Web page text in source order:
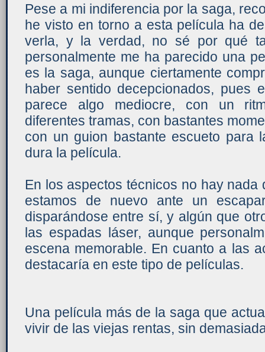
Pese a mi indiferencia por la saga,
he visto en torno a esta película ha
verla, y la verdad, no sé por qué
personalmente me ha parecido una
es la saga, aunque ciertamente
haber sentido decepcionados, pues
parece algo mediocre, con un
diferentes tramas, con bastantes
con un guion bastante escueto para
dura la película.
En los aspectos técnicos no hay
estamos de nuevo ante un
disparándose entre sí, y algún que
las espadas láser, aunque
escena memorable. En cuanto a las
destacaría en este tipo de películas.
Una película más de la saga que
vivir de las viejas rentas, sin